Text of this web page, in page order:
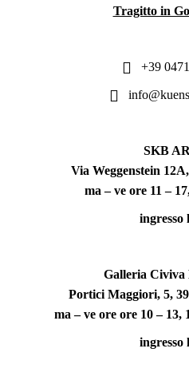
Tragitto in
+39
SKB
Via Weggenstein
ma – ve ore 11 –
ingresso
Galleria Civiva
Portici Maggiori, 5,
ma – ve ore ore 10 – 13,
ingresso